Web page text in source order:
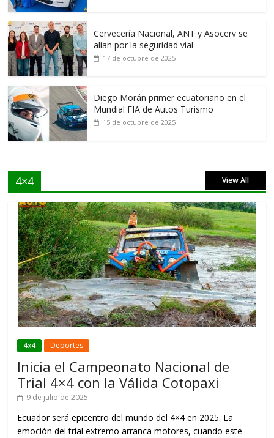
Cervecería Nacional, ANT y Asocerv se
alían por la seguridad vial
17 de octubre de 2025
Diego Morán primer ecuatoriano en el
Mundial FIA de Autos Turismo
15 de octubre de 2025
4×4 View All
4x4 Deportes
Inicia el Campeonato Nacional de
Trial 4×4 con la Válida Cotopaxi
9 de julio de 2025
Ecuador será epicentro del mundo del 4×4 en 2025. La
emoción del trial extremo arranca motores, cuando este